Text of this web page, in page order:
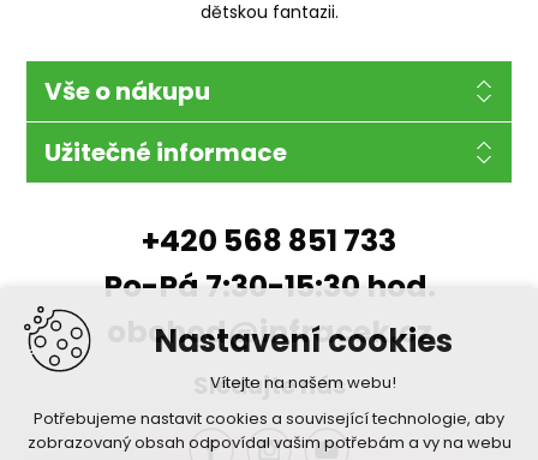
Nastavení cookies
Vítejte na našem webu!
Potřebujeme nastavit cookies a související technologie, aby
zobrazovaný obsah odpovídal vašim potřebám a vy na webu
dětskou fantazii.
Vše o nákupu
Užitečné informace
+420 568 851 733
Po-Pá 7:30-15:30 hod.
obchod@infracek.cz
Sledujte nás